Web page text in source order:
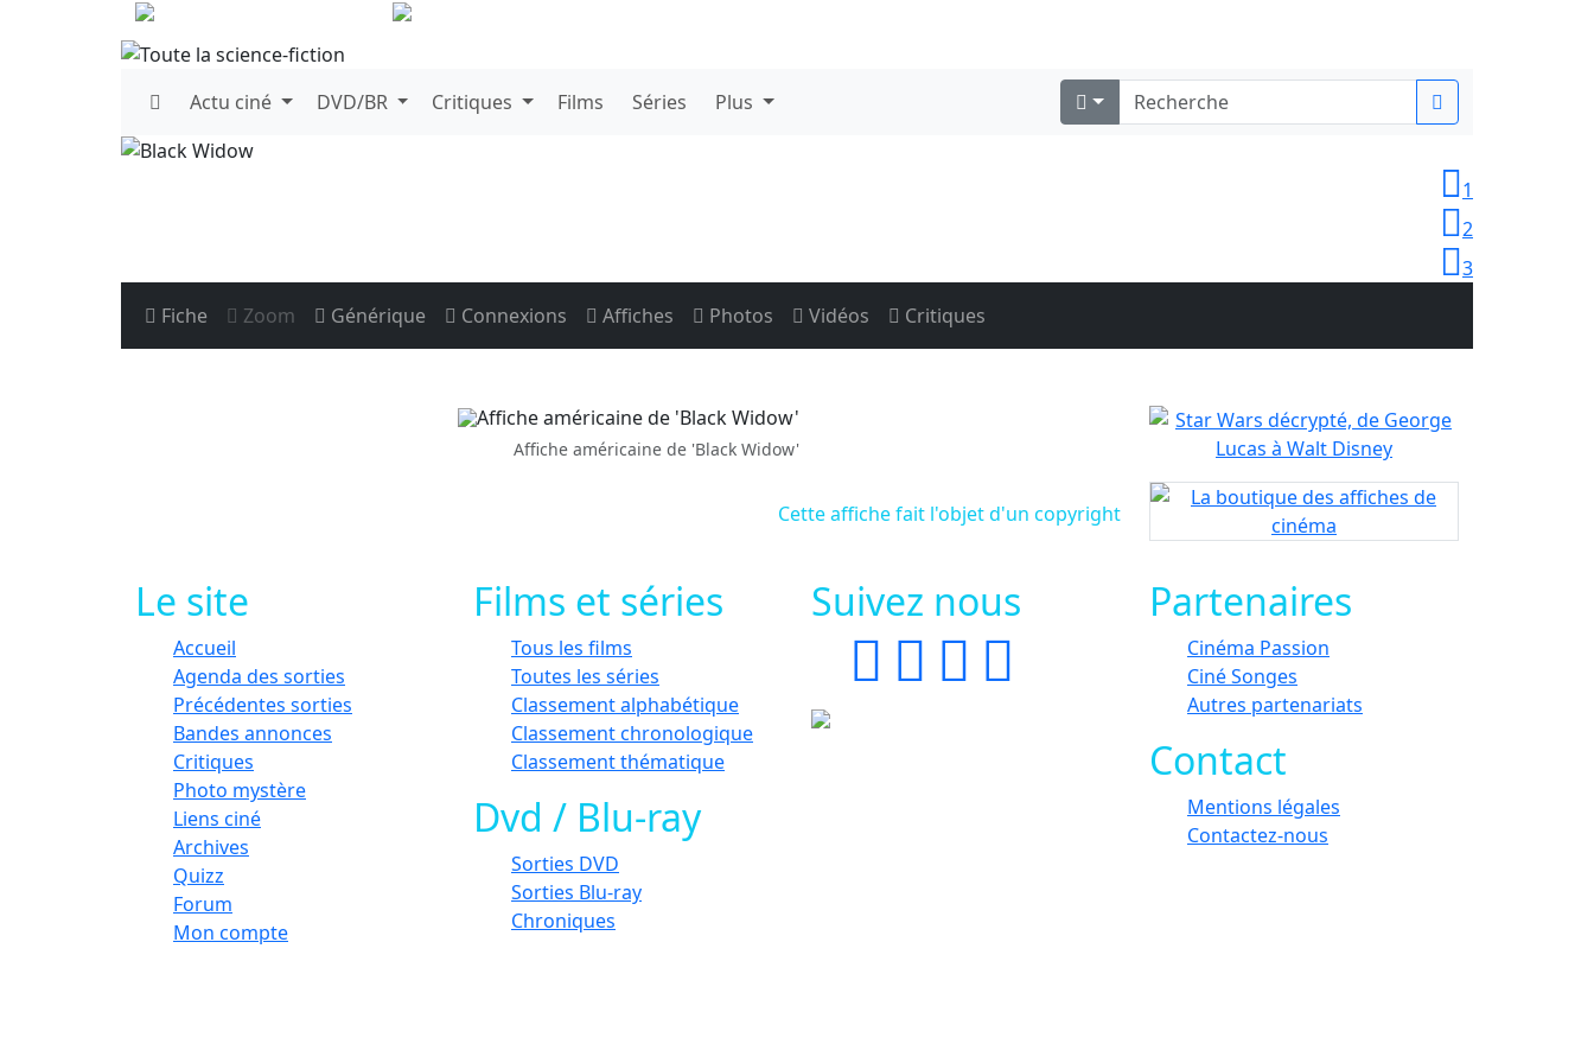
Actu ciné DVD/BR Critiques Films Séries Plus
1
2
3
Fiche
Zoom Générique Connexions Affiches Photos Vidéos Critiques
Affiche américaine de 'Black Widow'
Cette affiche fait l'objet d'un copyright
Le site
Accueil
Agenda des sorties
Précédentes sorties
Bandes annonces
Critiques
Photo mystère
Liens ciné
Archives
Quizz
Forum
Mon compte
Films et séries
Tous les films
Toutes les séries
Classement alphabétique
Classement chronologique
Classement thématique
Dvd / Blu-ray
Sorties DVD
Sorties Blu-ray
Chroniques
Suivez nous Partenaires
Cinéma Passion
Ciné Songes
Autres partenariats
Contact
Mentions légales
Contactez-nous